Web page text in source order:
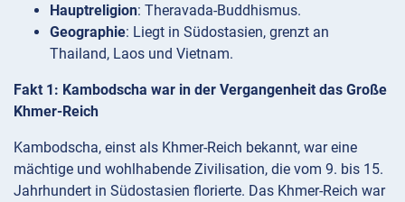
Hauptreligion: Theravada-Buddhismus.
Geographie: Liegt in Südostasien, grenzt an
Thailand, Laos und Vietnam.
Fakt 1: Kambodscha war in der Vergangenheit das Große
Khmer-Reich
Kambodscha, einst als Khmer-Reich bekannt, war eine
mächtige und wohlhabende Zivilisation, die vom 9. bis 15.
Jahrhundert in Südostasien florierte. Das Khmer-Reich war